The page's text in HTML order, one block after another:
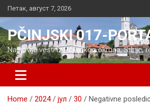
Skip
to
content
Петак, август 7, 2026
PČINJSKI 017-
Najnovije vesti iz Pčinjskog okruga, Srbije,
Home 2024 јул 30 Negativne